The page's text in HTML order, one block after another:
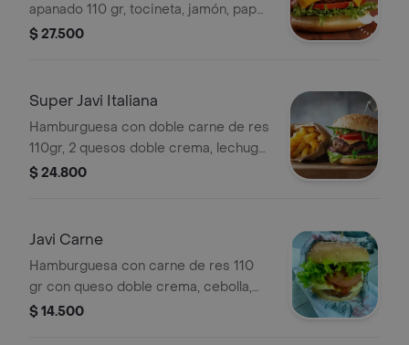
apanado 110 gr, tocineta, jamón, papa
cabello de ángel, lechuga, cebolla,
$ 27.500
Super Javi Italiana
Hamburguesa con doble carne de res
110gr, 2 quesos doble crema, lechuga,
tomate, cebolla, pepperoni, salami,
$ 24.800
Javi Carne
Hamburguesa con carne de res 110
gr con queso doble crema, cebolla,
lechuga, tomate, papa cabello de
$ 14.500